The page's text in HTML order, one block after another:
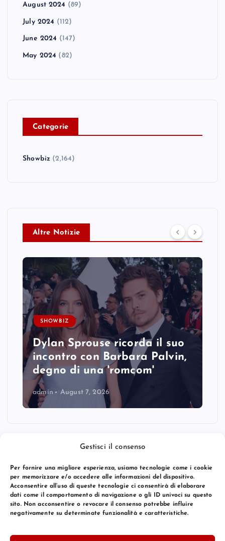
Gestisci il consenso
Per fornire una migliore esperienza, usiamo tecnologie come i cookie
per memorizzare e/o accedere alle informazioni del dispositivo.
Acconsentire all’uso di queste tecnologie ci consentirà di elaborare
dati come il comportamento di navigazione o gli ID univoci su questo
sito. Non acconsentire o revocare il consenso potrebbe influire
negativamente su determinate funzionalità e caratteristiche.
August 2024 (89)
July 2024 (112)
June 2024 (147)
May 2024 (82)
Categorie
Showbiz (2,164)
Altre Notizie
SHOWBIZ
Dylan Sprouse ricorda il suo
incontro con Barbara Palvin,
degno di una 'romcom'
admin August 7, 2026